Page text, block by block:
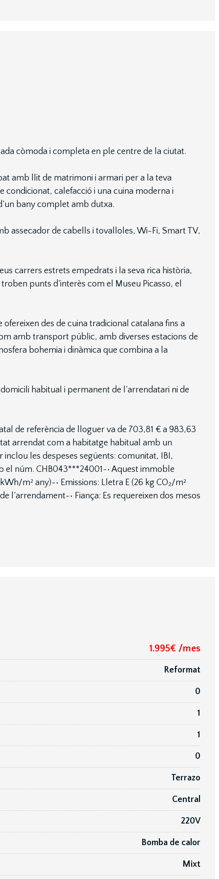
còmoda i completa en ple centre de la ciutat.
amb llit de matrimoni i armari per a la teva
condicionat, calefacció i una cuina moderna i
bany complet amb dutxa.
assecador de cabells i tovalloles, Wi-Fi, Smart TV,
carrers estrets empedrats i la seva rica història,
punts d’interès com el Museu Picasso, el
des de cuina tradicional catalana fins a
amb transport públic, amb diverses estacions de
bohemia i dinàmica que combina a la
habitual i permanent de l’arrendatari ni de
de referència de lloguer va de 703,81 € a 983,63
arrendat com a habitatge habitual amb un
les despeses següents: comunitat, IBI,
el núm. CHB043***24001~• Aquest immoble
m² any)~• Emissions: Lletra E (26 kg CO₂/m²
l’arrendament~• Fiança: Es requereixen dos mesos
1.995€ /mes
Reformat
0
1
1
0
Terrazo
Central
220V
Bomba de calor
Mixt